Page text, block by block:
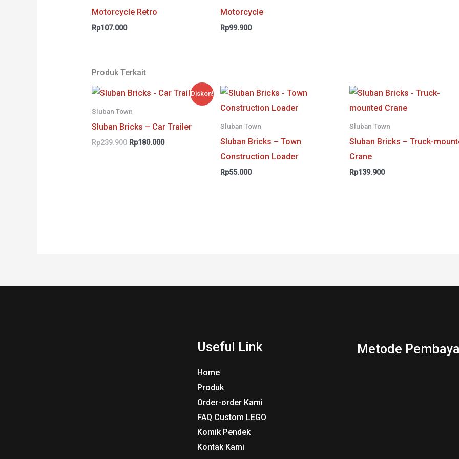
Motorcycle Retro
Rp107.000
Motorcycle
Rp99.900
Produk Terkait
Diskon!
Sluban Town
Sluban Bricks – Car Trailer
Rp239.900 Harga
Rp180.000Harga
Sluban Town
Sluban Bricks – Town
Construction Loader
Rp55.000
Sluban Town
Sluban Bricks – Truck-
Crane
Rp139.900
Useful Link
Home
Produk
Order-order Kami
FAQ Custom LEGO
Komik Pendek
Kontak Kami
Metode